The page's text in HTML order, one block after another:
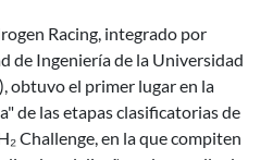
Racing, integrado por
de Ingeniería de la Universidad
obtuvo el primer lugar en la
de las etapas clasificatorias de
Challenge, en la que compiten